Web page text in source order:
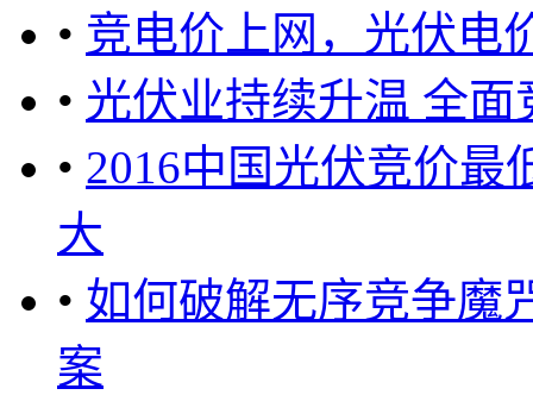
• 竞电价上网，光伏电
• 光伏业持续升温 全
• 2016中国光伏竞价最
大
• 如何破解无序竞争魔
案